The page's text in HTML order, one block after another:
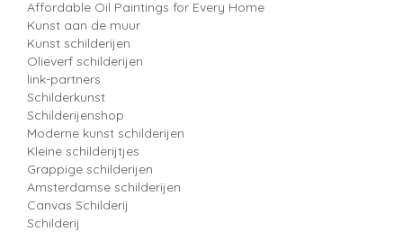
Affordable Oil Paintings for Every Home
Kunst aan de muur
Kunst schilderijen
Olieverf schilderijen
link-partners
Schilderkunst
Schilderijenshop
Moderne kunst schilderijen
Kleine schilderijtjes
Grappige schilderijen
Amsterdamse schilderijen
Canvas Schilderij
Schilderij